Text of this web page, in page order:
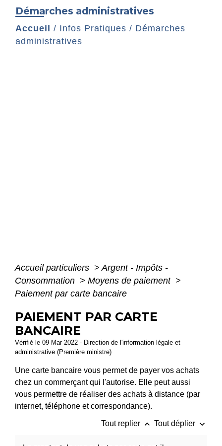
Démarches administratives
Accueil / Infos Pratiques / Démarches
administratives
Accueil particuliers > Argent - Impôts -
Consommation > Moyens de paiement >
Paiement par carte bancaire
PAIEMENT PAR CARTE
BANCAIRE
Vérifié le 09 Mar 2022 - Direction de l'information légale et
administrative (Première ministre)
Une carte bancaire vous permet de payer vos achats
chez un commerçant qui l'autorise. Elle peut aussi
vous permettre de réaliser des achats à distance (par
internet, téléphone et correspondance).
Tout replier keyboard_arrow_up Tout déplier keyboard_arrow_down